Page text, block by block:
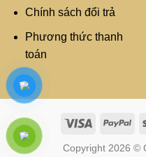
Chính sách đổi trả
Phương thức thanh
toán
Copyright 2026 ©